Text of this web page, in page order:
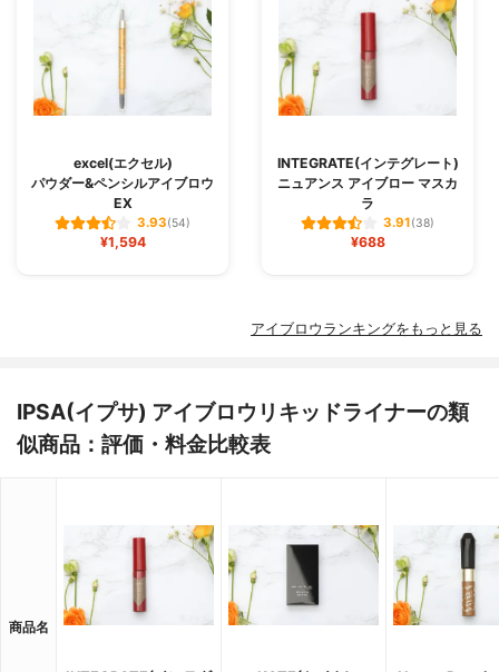
excel(エクセル)
パウダー&ペンシルアイブロウ
EX
3.93(54)
¥1,594
INTEGRATE(インテグレート)
ニュアンス アイブロー マスカ
ラ
3.91(38)
¥688
アイブロウランキングをもっと見る
IPSA(イプサ) アイブロウリキッドライナーの類
似商品：評価・料金比較表
商品名